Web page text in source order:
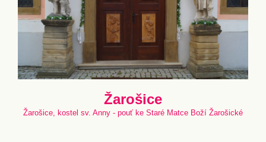
Žarošice
Žarošice, kostel sv. Anny - pouť ke Staré Matce Boží Žarošické